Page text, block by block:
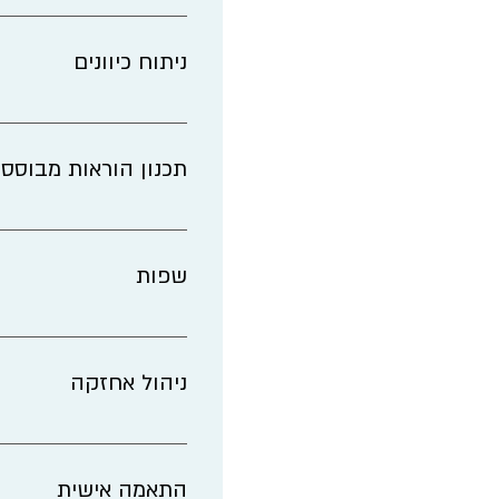
הצגת מצב המכונות
ניתוח כיוונים
מדידה אמיתית של
תכנון הוראות
תכנון נכון וחכם של
שפות
מעבר פשוט בין שפות
ניהול אחזקה
ניהול האחזקה בחלק
התאמה אישית